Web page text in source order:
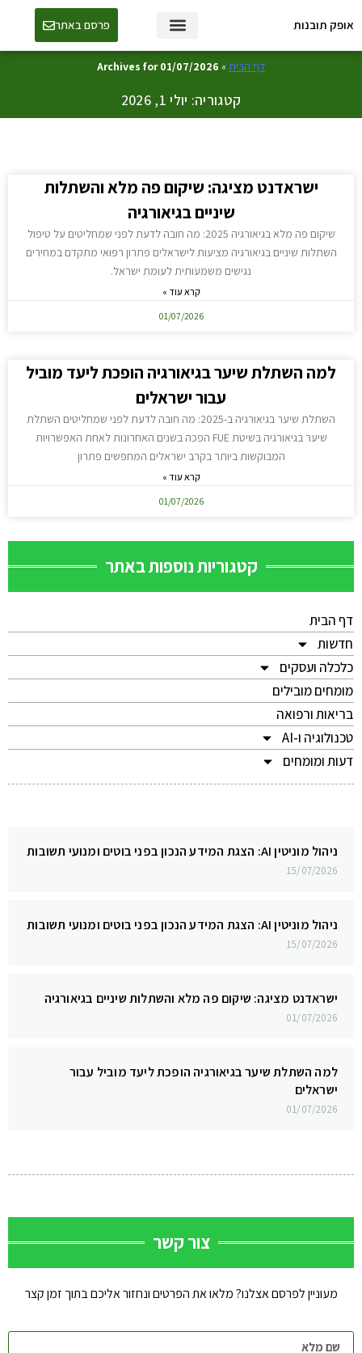
אופק תובנות פרסם באתר
דף הבית»
Archives for 01/07/2026
קטגוריה: יולי 1, 2026
ישראדנט מציגה: שיקום פה מלא והשתלות
שיניים בגיאורגיה
שיקום פה מלא בגיאורגיה 2025: מה חובה לדעת לפני שמחליטים על טיפול
השתלות שיניים בגיאורגיה מציעות לישראלים פתרון רפואי מתקדם במחירים
נגישים משמעותית לעומת ישראל.
קרא עוד »
01/07/2026
למה השתלת שיער בגיאורגיה הופכת ליעד מוביל
עבור ישראלים
השתלת שיער בגיאורגיה ב-2025: מה חובה לדעת לפני שמחליטים השתלת
שיער בגיאורגיה בשיטת FUE הפכה בשנים האחרונות לאחת האפשרויות
המבוקשות ביותר בקרב ישראלים המחפשים פתרון
קרא עוד »
01/07/2026
קטגוריות נוספות באתר
דף הבית
חדשות
כלכלה ועסקים
מומחים מובילים
בריאות ורפואה
טכנולוגיה ו-AI
דעות ומומחים
ניהול מוניטין AI: הצגת המידע הנכון בפני בוטים ומנועי תשובות
15/07/2026
ניהול מוניטין AI: הצגת המידע הנכון בפני בוטים ומנועי תשובות
15/07/2026
ישראדנט מציגה: שיקום פה מלא והשתלות שיניים בגיאורגיה
01/07/2026
למה השתלת שיער בגיאורגיה הופכת ליעד מוביל עבור
ישראלים
01/07/2026
צור קשר
מעוניין לפרסם אצלנו? מלאו את הפרטים ונחזור אליכם בתוך זמן קצר